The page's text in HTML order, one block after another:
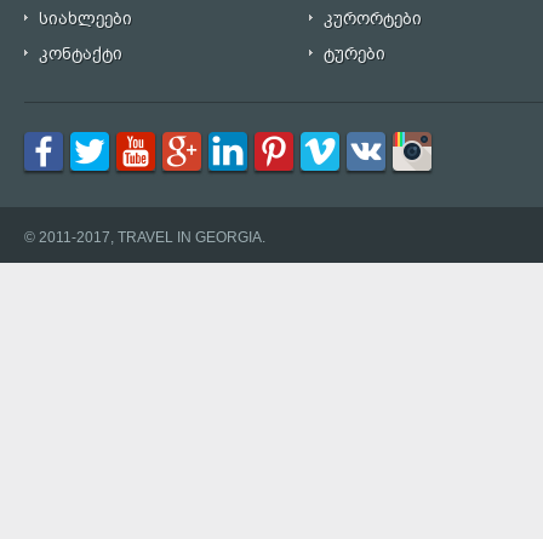
სიახლეები
კურორტები
კონტაქტი
ტურები
© 2011-2017, TRAVEL IN GEORGIA.